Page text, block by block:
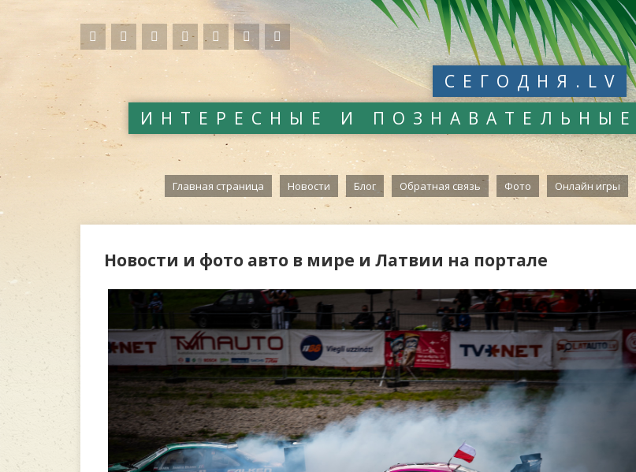
СЕГОДНЯ.LV
ИНТЕРЕСНЫЕ И
Главная страница Новости Блог Обратная связь Фото Онлайн игры
Новости и фото авто в мире и Латвии на портале